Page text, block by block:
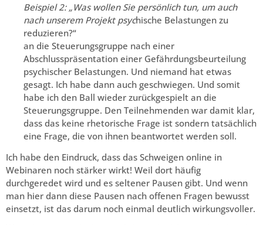
Beispiel 2: „Was wollen Sie persönlich tun, um auch
nach unserem Projekt psychische Belastungen zu
reduzieren?“
an die Steuerungsgruppe nach einer
Abschlusspräsentation einer Gefährdungsbeurteilung
psychischer Belastungen. Und niemand hat etwas
gesagt. Ich habe dann auch geschwiegen. Und somit
habe ich den Ball wieder zurückgespielt an die
Steuerungsgruppe. Den Teilnehmenden war damit klar,
dass das keine rhetorische Frage ist sondern tatsächlich
eine Frage, die von ihnen beantwortet werden soll.
Ich habe den Eindruck, dass das Schweigen online in
Webinaren noch stärker wirkt! Weil dort häufig
durchgeredet wird und es seltener Pausen gibt. Und wenn
man hier dann diese Pausen nach offenen Fragen bewusst
einsetzt, ist das darum noch einmal deutlich wirkungsvoller.